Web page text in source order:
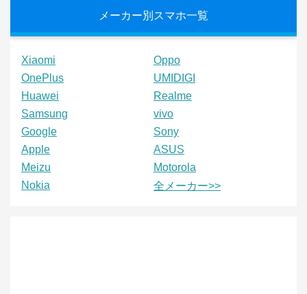
メーカー別スマホ一覧
Xiaomi
Oppo
OnePlus
UMIDIGI
Huawei
Realme
Samsung
vivo
Google
Sony
Apple
ASUS
Meizu
Motorola
Nokia
全メーカー>>